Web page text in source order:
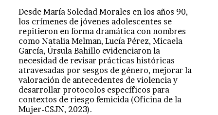
Desde María Soledad Morales en los años 90,
los crímenes de jóvenes adolescentes se
repitieron en forma dramática con nombres
como Natalia Melman, Lucía Pérez, Micaela
García, Úrsula Bahillo evidenciaron la
necesidad de revisar prácticas históricas
atravesadas por sesgos de género, mejorar la
valoración de antecedentes de violencia y
desarrollar protocolos específicos para
contextos de riesgo femicida (Oficina de la
Mujer-CSJN, 2023).